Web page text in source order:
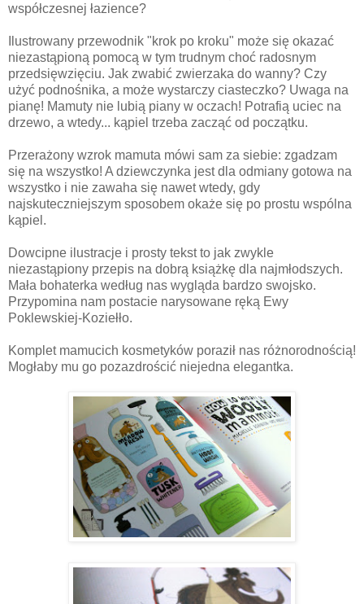
współczesnej łazience?
Ilustrowany przewodnik "krok po kroku" może się okazać
niezastąpioną pomocą w tym trudnym choć radosnym
przedsięwzięciu. Jak zwabić zwierzaka do wanny? Czy
użyć podnośnika, a może wystarczy ciasteczko? Uwaga na
pianę! Mamuty nie lubią piany w oczach! Potrafią uciec na
drzewo, a wtedy... kąpiel trzeba zacząć od początku.
Przerażony wzrok mamuta mówi sam za siebie: zgadzam
się na wszystko! A dziewczynka jest dla odmiany gotowa na
wszystko i nie zawaha się nawet wtedy, gdy
najskuteczniejszym sposobem okaże się po prostu wspólna
kąpiel.
Dowcipne ilustracje i prosty tekst to jak zwykle
niezastąpiony przepis na dobrą książkę dla najmłodszych.
Mała bohaterka według nas wygląda bardzo swojsko.
Przypomina nam postacie narysowane ręką Ewy
Poklewskiej-Koziełło.
Komplet mamucich kosmetyków poraził nas różnorodnością!
Mogłaby mu go pozazdrościć niejedna elegantka.